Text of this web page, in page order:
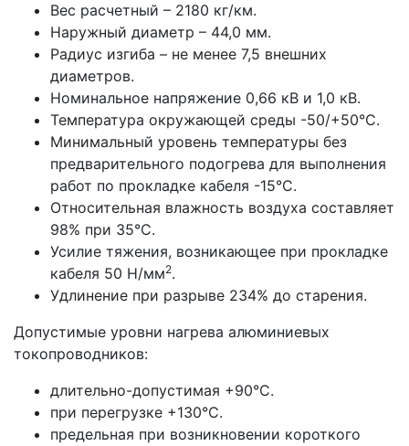
Вес расчетный – 2180 кг/км.
Наружный диаметр – 44,0 мм.
Радиус изгиба – не менее 7,5 внешних
диаметров.
Номинальное напряжение 0,66 кВ и 1,0 кВ.
Температура окружающей среды -50/+50°С.
Минимальный уровень температуры без
предварительного подогрева для выполнения
работ по прокладке кабеля -15°С.
Относительная влажность воздуха составляет
98% при 35°С.
Усилие тяжения, возникающее при прокладке
кабеля 50 Н/мм2.
Удлинение при разрыве 234% до старения.
Допустимые уровни нагрева алюминиевых
токопроводников:
длительно-допустимая +90°С.
при перегрузке +130°С.
предельная при возникновении короткого